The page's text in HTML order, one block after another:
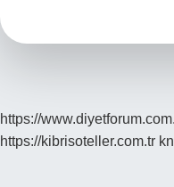
https://
https://kibrisoteller.com.tr